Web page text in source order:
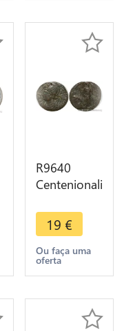
-> Make
R9640
Centenionalis
I 330 331
Constantinopoli
TR Treves
19 €
Ou faça uma
oferta